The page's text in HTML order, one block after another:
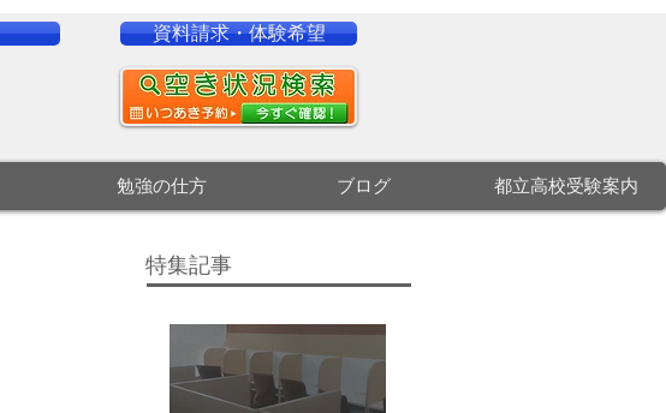
資料請求・体験希望
勉強の仕方 ブログ 都立高校受験案内
特集記事